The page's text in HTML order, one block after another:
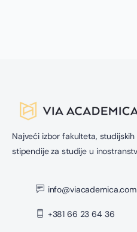
Najveći izbor fakulteta,
stipendije za studije u
info@viacademica.com
+381 66 23 64 36